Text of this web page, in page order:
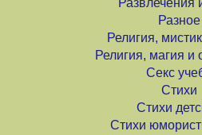
Развлечения
Разное
Религия,
Религия, магия и
Секс
Стихи
Стихи
Стихи